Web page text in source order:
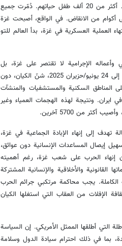
الأبرياء. استشهد أكثر من 68 ألف فلسطيني بريء، وفُقد الآلاف، كما فقد أكثر من 20 ألف طفل حياتهم. دُمّرت جميع
أكوام من الانقاض. في الواقع، أصبحت غزة
العملية العسكرية في غزة، بدأ العالم للتو
وأعماله الإجرامية لا تقتصر على غزة، بل
استهدف ايضا جمهورية إيران الإسلامية بشكل مباشر. ففي الفترة من 13 إلى 24 يونيو/حزيران 2025، شنّ الكيان، دون
السكنية والمستشفيات والمنشآت
ايران. ونتيجة لهذه الهجمات العمياء وغير
تهدف إلى إنهاء الإبادة الجماعية في غزة،
إيصال المساعدات الإنسانية دون عوائق،
إنهاء الحرب على شعب غزة، رغم أهميته
القانونية والأخلاقية والإنسانية المشتركة
الكاملة. يجب محاكمة مرتكبي جرائم الحرب
الإفلات من العقاب التي استغلها الكيان
التي أطلقها الممثل الأمريكي. إن السياسة
بما في ذلك احترام سيادة الدول وسلامة